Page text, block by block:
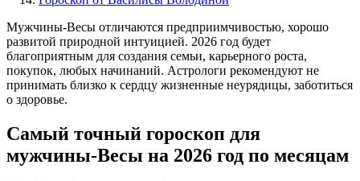
Мужчины-Весы отличаются предприимчивостью, хорошо
развитой природной интуицией. 2026 год будет
благоприятным для создания семьи, карьерного роста,
покупок, любых начинаний. Астрологи рекомендуют не
принимать близко к сердцу жизненные неурядицы, заботиться
о здоровье.
Самый точный гороскоп для
мужчины-Весы на 2026 год по месяцам